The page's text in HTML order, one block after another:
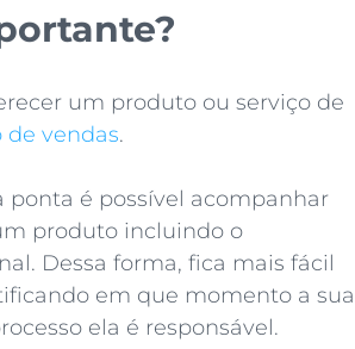
um produto ou serviço de
de vendas.
ponta é possível acompanhar
produto incluindo o
Dessa forma, fica mais fácil
em que momento a sua
ela é responsável.